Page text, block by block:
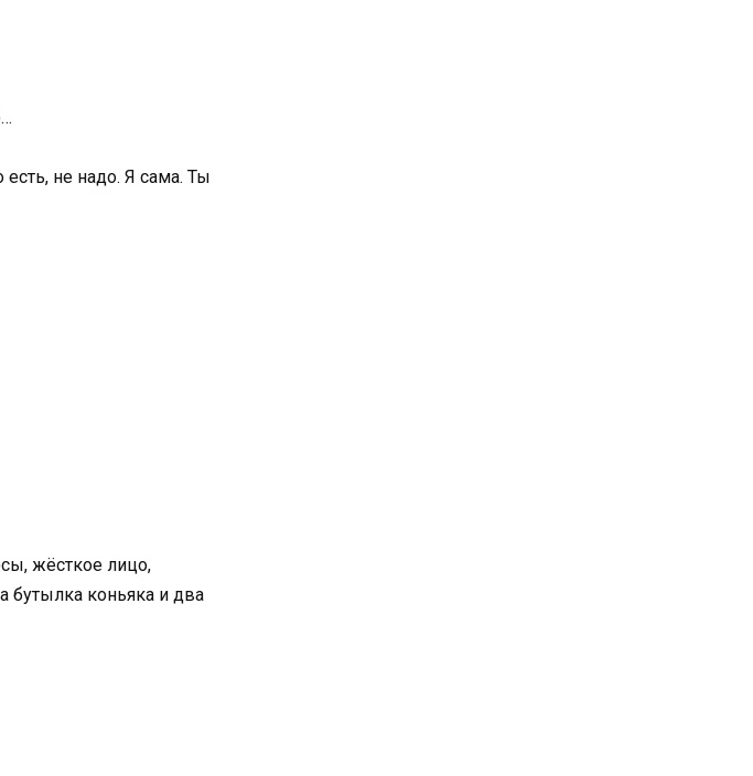
не надо. Я сама. Ты
жёсткое лицо,
бутылка коньяка и два